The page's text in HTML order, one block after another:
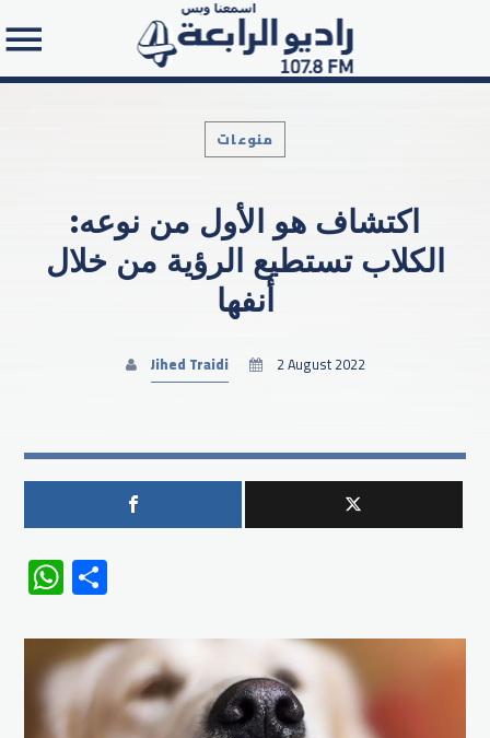
Search in the website:
منوعات
اكتشاف هو الأول من نوعه:
الكلاب تستطيع الرؤية من خلال
أنفها
Jihed Traidi 2 August 2022
WhatsApp